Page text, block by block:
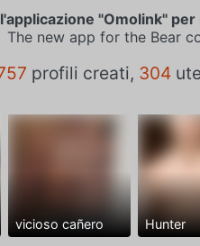
"Omolink"
The new app for the Bear
profili creati, 304
vicioso cañero Hunter